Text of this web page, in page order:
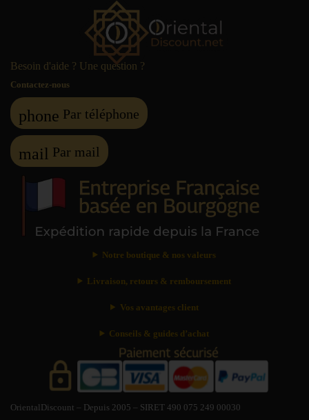
Besoin d'aide ? Une question ?
Contactez-nous
phone Par téléphone
mail Par mail
Notre boutique & nos valeurs
Livraison, retours & remboursement
Vos avantages client
Conseils & guides d’achat
OrientalDiscount – Depuis 2005 – SIRET 490 075 249 00030